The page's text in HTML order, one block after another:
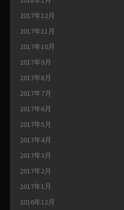
2017年12月
2017年11月
2017年10月
2017年9月
2017年8月
2017年7月
2017年6月
2017年5月
2017年4月
2017年3月
2017年2月
2017年1月
2016年12月